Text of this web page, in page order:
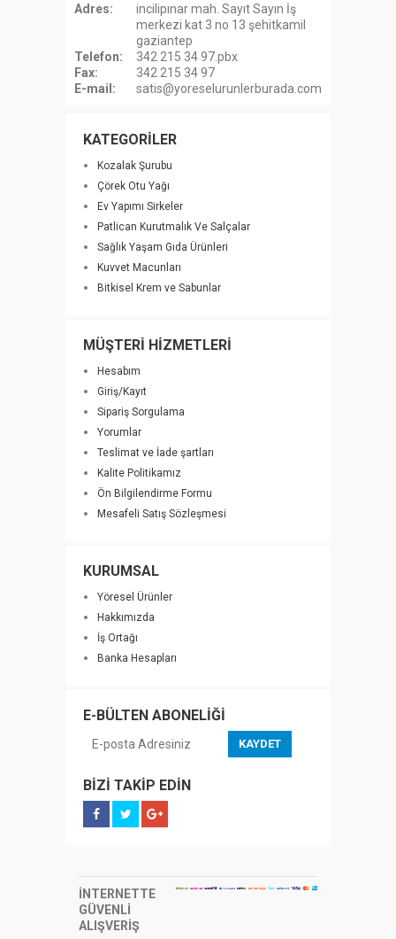
Adres:
incilipınar mah. Sayıt Sayın İş
merkezi kat 3 no 13 şehitkamil
gaziantep
Telefon:
342 215 34 97.pbx
Fax:
342 215 34 97
E-mail:
satis@yoreselurunlerburada.com
KATEGORİLER
Kozalak Şurubu
Çörek Otu Yağı
Ev Yapımı Sirkeler
Patlican Kurutmalık Ve Salçalar
Sağlık Yaşam Gıda Ürünleri
Kuvvet Macunları
Bitkisel Krem ve Sabunlar
MÜŞTERİ HİZMETLERİ
Hesabım
Giriş/Kayıt
Sipariş Sorgulama
Yorumlar
Teslimat ve İade şartları
Kalite Politikamız
Ön Bilgilendirme Formu
Mesafeli Satış Sözleşmesi
KURUMSAL
Yöresel Ürünler
Hakkımızda
İş Ortağı
Banka Hesapları
E-BÜLTEN ABONELİĞİ
KAYDET
BİZİ TAKİP EDİN
İNTERNETTE
GÜVENLİ
ALIŞVERİŞ